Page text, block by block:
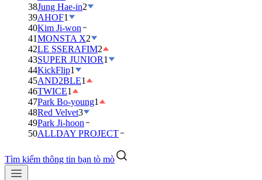
38Jung Hae-in2
39AHOF1
40Kim Ji-won
41MONSTA X2
42LE SSERAFIM2
43SUPER JUNIOR1
44KickFlip1
45AND2BLE1
46TWICE1
47Park Bo-young1
48Red Velvet3
49Park Ji-hoon
50ALLDAY PROJECT
Tìm kiếm thông tin bạn tò mò